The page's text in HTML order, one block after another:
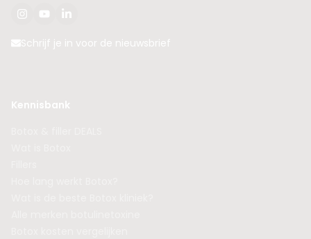
Schrijf je in voor de nieuwsbrief
Kennisbank